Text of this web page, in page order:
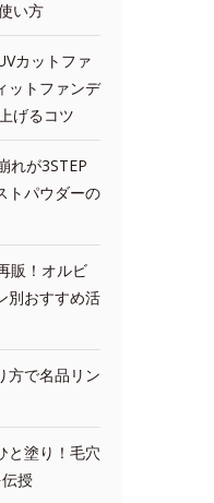
い方
カットファ
ットファンデ
げるコツ
れが3STEP
トパウダーの
販！オルビ
別おすすめ活
方で名品リン
と塗り！毛穴
授